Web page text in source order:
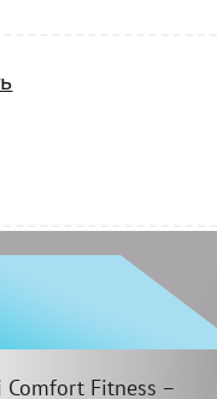
Comfort Fitness –